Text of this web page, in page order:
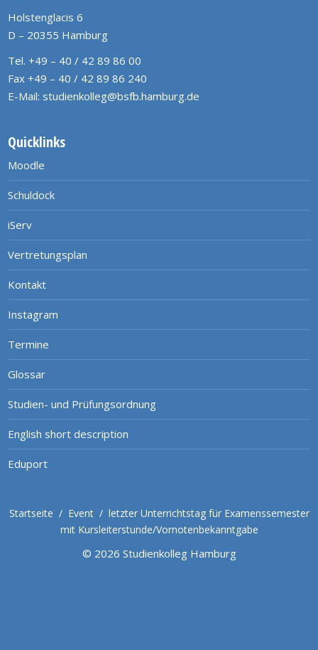
Holstenglacis 6
D – 20355 Hamburg
Tel. +49 – 40 / 42 89 86 00
Fax +49 – 40 / 42 89 86 240
E-Mail: studienkolleg@bsfb.hamburg.de
Quicklinks
Moodle
Schuldock
iServ
Vertretungsplan
Kontakt
Instagram
Termine
Glossar
Studien- und Prüfungsordnung
English short description
Eduport
Startseite / Event/ letzter Unterrichtstag für Examenssemester
mit Kursleiterstunde/Vornotenbekanntgabe
© 2026 Studienkolleg Hamburg